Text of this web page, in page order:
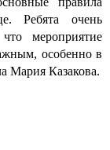
Ребята очень
мероприятие
особенно в
Мария Казакова.